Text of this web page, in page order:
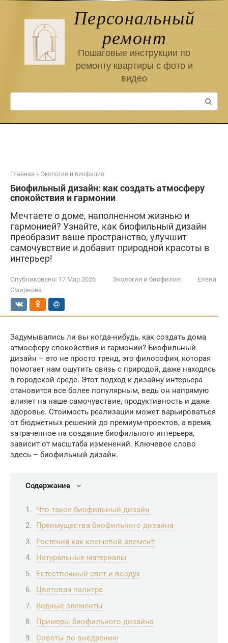
Персональный
ремонт
Пошаговые инструкции по
ремонту квартиры с фото и
видео
Поиск:
Главная » Экология и биофилия
Биофильный дизайн: как создать атмосферу
спокойствия и гармонии
Мечтаете о доме, наполненном жизнью и
гармонией? Узнайте, как биофильный дизайн
преобразит ваше пространство, улучшит
самочувствие и добавит природной красоты в
интерьер!
Опубликовано: 17 Мар 2026 Экология и биофилия
Елена
Смирнова
Задумывались ли вы когда-нибудь, как создать дома
атмосферу спокойствия и гармонии? Биофильный
дизайн – это не просто тренд, это философия, которая
помогает нам ощутить связь с природой, даже находясь
в городской среде. Этот подход к дизайну интерьера
становится все более популярным, ведь он напрямую
влияет на наше самочувствие, продуктивность и даже
здоровье. Стоимость реализации может варьироваться
от бюджетных решений до премиум-проектов, а время,
затраченное на создание биофильного интерьера,
зависит от масштаба изменений. Ключевое слово
здесь – биофильный дизайн.
Содержание
Что такое биофильный дизайн
Преимущества биофильного дизайна
Растения как ключевой элемент
Натуральные материалы
Естественный свет и воздух
Цветовая палитра
Водные элементы
Примеры биофильного дизайна
Советы по внедрению